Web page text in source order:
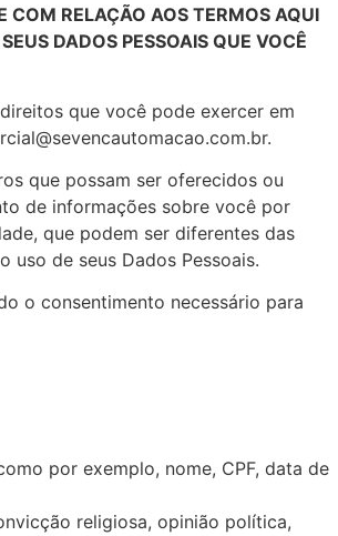
COM RELAÇÃO AOS TERMOS AQUI
DADOS PESSOAIS QUE VOCÊ
que você pode exercer em
que possam ser oferecidos ou
de informações sobre você por
que podem ser diferentes das
de seus Dados Pessoais.
o consentimento necessário para
por exemplo, nome, CPF, data de
religiosa, opinião política,